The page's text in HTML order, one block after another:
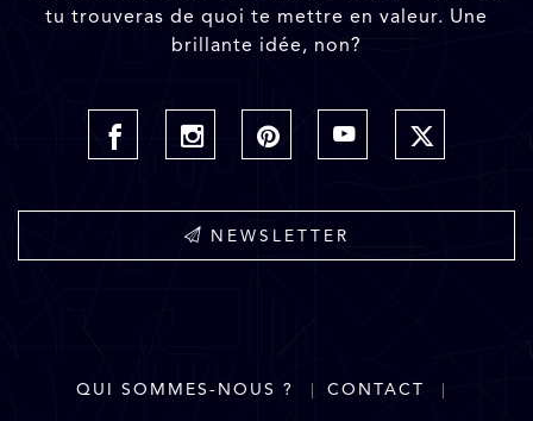
tu trouveras de quoi te mettre en valeur. Une
brillante idée, non?
NEWSLETTER
QUI SOMMES-NOUS ? CONTACT